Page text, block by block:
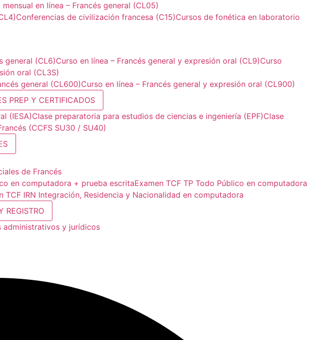
en línea – Francés general (CL05)
Conferencias de civilización francesa (C15)Cursos de fonética en laboratorio
general (CL6)Curso en línea – Francés general y expresión oral (CL9)Curso
oral (CL3S)
general (CL600)Curso en línea – Francés general y expresión oral (CL900)
PREP Y CERTIFICADOS
(IESA)Clase preparatoria para estudios de ciencias e ingeniería (EPF)Clase
(CCFS SU30 / SU40)
de Francés
en computadora + prueba escritaExamen TCF TP Todo Público en computadora
TCF IRN Integración, Residencia y Nacionalidad en computadora
REGISTRO
administrativos y jurídicos